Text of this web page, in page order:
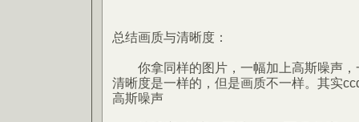
总结画质与清晰度：
你拿同样的图片，一幅加上高斯噪声，
清晰度是一样的，但是画质不一样。其实
高斯噪声